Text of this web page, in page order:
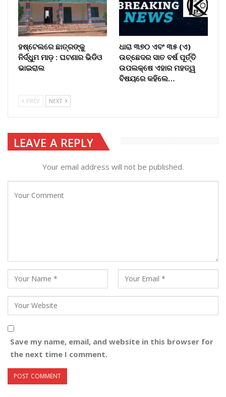
ହଷ୍ଟେଲରେ ଛାତ୍ରଙ୍କୁ
ନିର୍ଦ୍ଧୁମ ମାଡ଼ : ଘଟଣାର ଭିଡିଓ
ଭାଇରାଲ
ଧାରା ୩୭୦ ଏବଂ ୩୫ (ଏ)
ଉଚ୍ଛେଦର ସାତ ବର୍ଷ ପୂର୍ତ୍ତି
ଉପଲକ୍ଷେ ଏହାର ମହତ୍ୱ
ବିଷୟରେ କହିଲେ…
PREV NEXT
LEAVE A REPLY
Your email address will not be published.
Save my name, email, and website in this browser for
the next time I comment.